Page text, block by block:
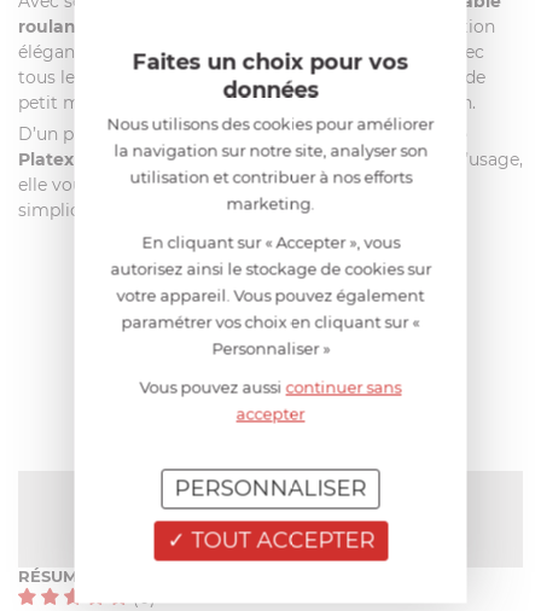
roulante pliante Textable de Platex
allie à la perfection
élégance et discrétion. Elle s’accordera facilement avec
tous les styles d’intérieur et pourra également servir de
petit meuble d’appoint pour parfaire votre décoration.
D’un premier abord, latable à roulettes Textable de
Platex vous séduira par son style et son élégance. À l’usage,
elle vous apportera satisfaction au quotidien par sa
simplicité et son aisance.
AIDE AU CHOIX
AVIS CLIENT
NOTE MOYENNE
Pas encore de note
RÉSUMÉ
(0)
Faites un choix pour vos
données
Nous utilisons des cookies pour améliorer
la navigation sur notre site, analyser son
utilisation et contribuer à nos efforts
marketing.
En cliquant sur « Accepter », vous
autorisez ainsi le stockage de cookies sur
votre appareil. Vous pouvez également
paramétrer vos choix en cliquant sur «
Personnaliser »
Vous pouvez aussicontinuer sans
accepter
TOUT ACCEPTER
PERSONNALISER